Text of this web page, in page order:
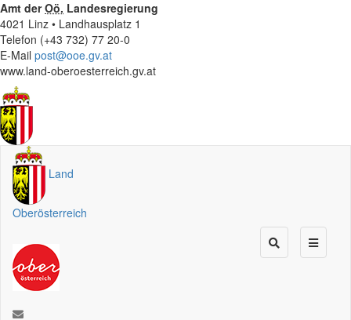
Amt derOö. Landesregierung
4021 Linz • Landhausplatz 1
Telefon (+43 732) 77 20-0
E-Mail post@ooe.gv.at
www.land-oberoesterreich.gv.at
Land
Oberösterreich